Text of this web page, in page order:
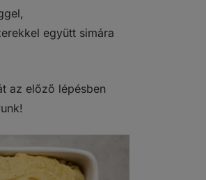
együtt simára
az előző lépésben